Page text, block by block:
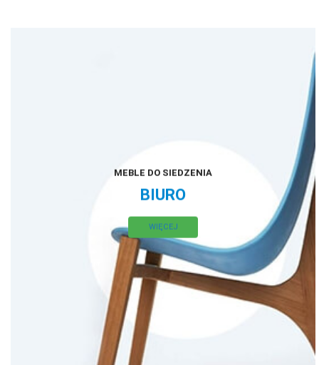
MEBLE DO SIEDZENIA
BIURO
WIĘCEJ